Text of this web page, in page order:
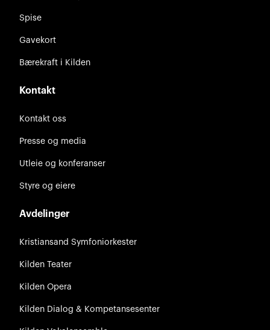
Spise
Gavekort
Bærekraft i Kilden
Kontakt
Kontakt oss
Presse og media
Utleie og konferanser
Styre og eiere
Avdelinger
Kristiansand Symfoniorkester
Kilden Teater
Kilden Opera
Kilden Dialog & Kompetansesenter